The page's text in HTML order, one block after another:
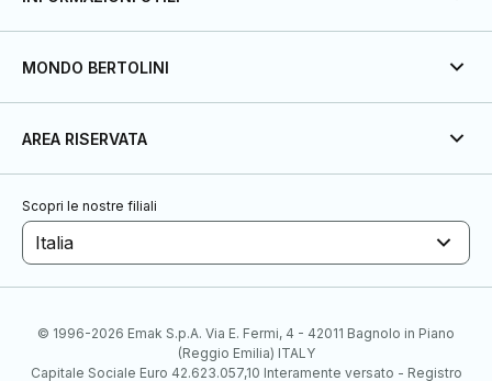
MONDO BERTOLINI
AREA RISERVATA
Scopri le nostre filiali
Italia
© 1996-2026 Emak S.p.A. Via E. Fermi, 4 - 42011 Bagnolo in Piano
(Reggio Emilia) ITALY
Capitale Sociale Euro 42.623.057,10 Interamente versato - Registro